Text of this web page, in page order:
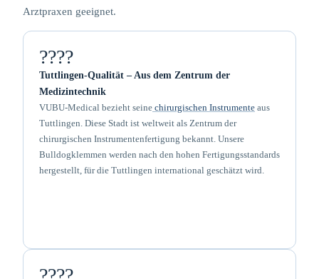
Arztpraxen geeignet.
????
Tuttlingen-Qualität – Aus dem Zentrum der
Medizintechnik
VUBU-Medical bezieht seine chirurgischen Instrumente aus
Tuttlingen. Diese Stadt ist weltweit als Zentrum der
chirurgischen Instrumentenfertigung bekannt. Unsere
Bulldogklemmen werden nach den hohen Fertigungsstandards
hergestellt, für die Tuttlingen international geschätzt wird.